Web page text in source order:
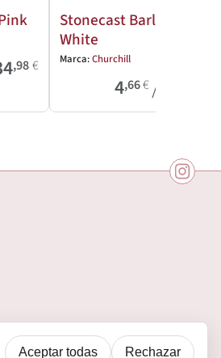
,98€
Stonecast Barley
White
Marca:Churchill
4,66€/
Aceptar todas Rechazar